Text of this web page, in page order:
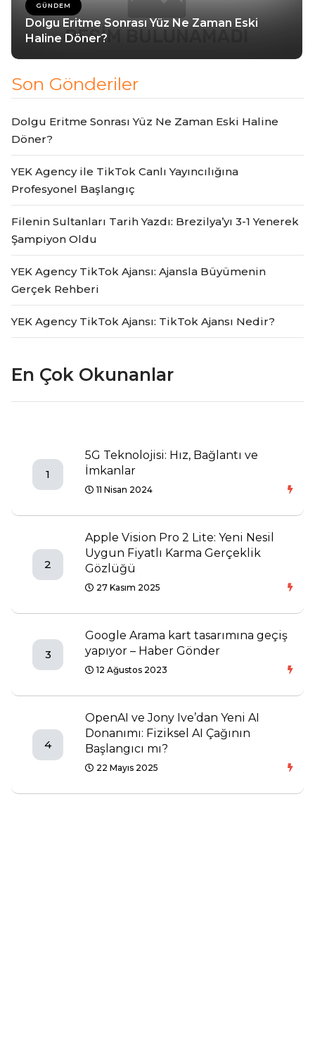
GÜNDEM
Dolgu Eritme Sonrası Yüz Ne Zaman Eski
Haline Döner?
Son Gönderiler
Dolgu Eritme Sonrası Yüz Ne Zaman Eski Haline
Döner?
YEK Agency ile TikTok Canlı Yayıncılığına
Profesyonel Başlangıç
Filenin Sultanları Tarih Yazdı: Brezilya’yı 3-1 Yenerek
Şampiyon Oldu
YEK Agency TikTok Ajansı: Ajansla Büyümenin
Gerçek Rehberi
YEK Agency TikTok Ajansı: TikTok Ajansı Nedir?
En Çok Okunanlar
1
5G Teknolojisi: Hız, Bağlantı ve
İmkanlar
11 Nisan 2024
2
Apple Vision Pro 2 Lite: Yeni Nesil
Uygun Fiyatlı Karma Gerçeklik
Gözlüğü
27 Kasım 2025
3
Google Arama kart tasarımına geçiş
yapıyor – Haber Gönder
12 Ağustos 2023
4
OpenAI ve Jony Ive’dan Yeni AI
Donanımı: Fiziksel AI Çağının
Başlangıcı mı?
22 Mayıs 2025